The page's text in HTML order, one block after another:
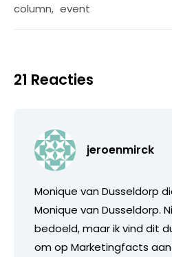
column, event
21 Reacties
jeroenmirck
Monique van Dusseldorp
Monique van Dusseldorp.
bedoeld, maar ik vind dit
om op Marketingfacts